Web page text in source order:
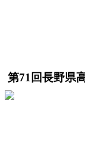
第71回長野県